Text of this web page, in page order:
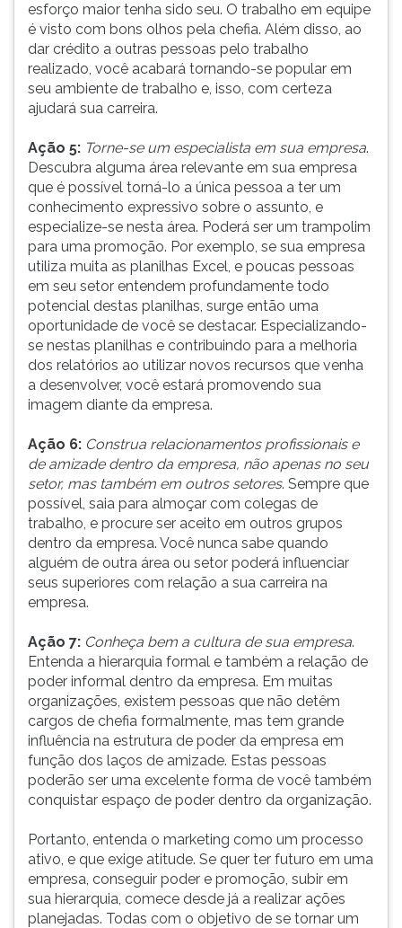
esforço maior tenha sido seu. O trabalho em equipe
é visto com bons olhos pela chefia. Além disso, ao
dar crédito a outras pessoas pelo trabalho
realizado, você acabará tornando-se popular em
seu ambiente de trabalho e, isso, com certeza
ajudará sua carreira.
Ação 5: Torne-se um especialista em sua empresa.
Descubra alguma área relevante em sua empresa
que é possível torná-lo a única pessoa a ter um
conhecimento expressivo sobre o assunto, e
especialize-se nesta área. Poderá ser um trampolim
para uma promoção. Por exemplo, se sua empresa
utiliza muita as planilhas Excel, e poucas pessoas
em seu setor entendem profundamente todo
potencial destas planilhas, surge então uma
oportunidade de você se destacar. Especializando-
se nestas planilhas e contribuindo para a melhoria
dos relatórios ao utilizar novos recursos que venha
a desenvolver, você estará promovendo sua
imagem diante da empresa.
Ação 6: Construa relacionamentos profissionais e
de amizade dentro da empresa, não apenas no seu
setor, mas também em outros setores. Sempre que
possível, saia para almoçar com colegas de
trabalho, e procure ser aceito em outros grupos
dentro da empresa. Você nunca sabe quando
alguém de outra área ou setor poderá influenciar
seus superiores com relação a sua carreira na
empresa.
Ação 7: Conheça bem a cultura de sua empresa.
Entenda a hierarquia formal e também a relação de
poder informal dentro da empresa. Em muitas
organizações, existem pessoas que não detêm
cargos de chefia formalmente, mas tem grande
influência na estrutura de poder da empresa em
função dos laços de amizade. Estas pessoas
poderão ser uma excelente forma de você também
conquistar espaço de poder dentro da organização.
Portanto, entenda o marketing como um processo
ativo, e que exige atitude. Se quer ter futuro em uma
empresa, conseguir poder e promoção, subir em
sua hierarquia, comece desde já a realizar ações
planejadas. Todas com o objetivo de se tornar um